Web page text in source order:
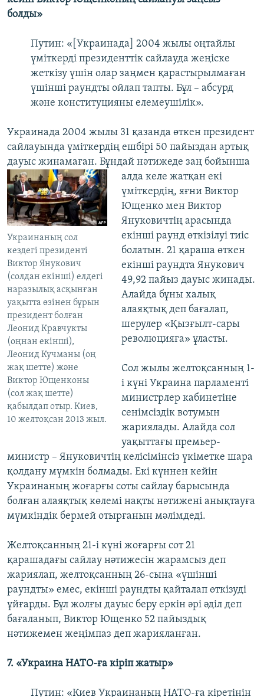
болды»
Путин: «[Украинада] 2004 жылы оңтайлы
үміткерді президенттік сайлауда жеңіске
жеткізу үшін олар заңмен қарастырылмаған
үшінші раундты ойлап тапты. Бұл – абсурд
және конституцияны елемеушілік».
Украинада 2004 жылы 31 қазанда өткен президент
сайлауында үміткердің ешбірі 50 пайыздан артық
дауыс жинамаған. Бұндай нәтижеде заң бойынша
алда келе
Украинаның сол
кездегі президенті
Виктор Янукович
(солдан екінші) елдегі
наразылық асқынған
уақытта өзінен бұрын
президент болған
Леонид Кравчукты
(оңнан екінші),
Леонид Кучманы (оң
жақ шетте) және
Виктор Ющенконы
(сол жақ шетте)
қабылдап отыр. Киев,
10 желтоқсан 2013 жыл.
жатқан екі
үміткердің, яғни Виктор
Ющенко мен Виктор
Януковичтің арасында
екінші раунд өткізілуі тиіс
болатын. 21 қараша өткен
екінші раундта Янукович
49,92 пайыз дауыс жинады.
Алайда бұны халық
алаяқтық деп бағалап,
шерулер «Қызғылт-сары
революцияға» ұласты.
Сол жылы желтоқсанның 1-
і күні Украина парламенті
министрлер кабинетіне
сенімсіздік вотумын
жариялады. Алайда сол
уақыттағы премьер-
министр – Януковичтің келісімінсіз үкіметке шара
қолдану мүмкін болмады. Екі күннен кейін
Украинаның жоғарғы соты сайлау барысында
болған алаяқтық көлемі нақты нәтижені анықтауға
мүмкіндік бермей отырғанын мәлімдеді.
Желтоқсанның 21-і күні жоғарғы сот 21
қарашадағы сайлау нәтижесін жарамсыз деп
жариялап, желтоқсанның 26-сына «үшінші
раундты» емес, екінші раундты қайталап өткізуді
ұйғарды. Бұл жолғы дауыс беру еркін әрі әділ деп
бағаланып, Виктор Ющенко 52 пайыздық
нәтижемен жеңімпаз деп жарияланған.
7. «Украина НАТО-ға кіріп жатыр»
Путин: «Киев Украинаның НАТО-ға кіретінін